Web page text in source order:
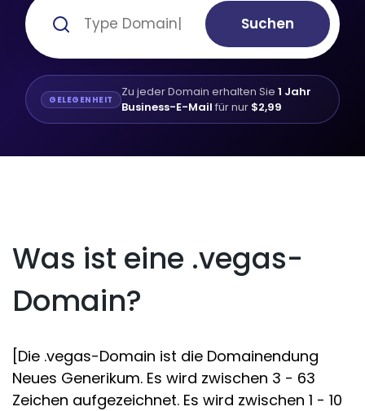
Suchen
GELEGENHEIT Zu jeder Domain erhalten Sie 1 Jahr
Business-E-Mail für nur $2,99
Was ist eine .vegas-
Domain?
[Die .vegas-Domain ist die Domainendung
Neues Generikum. Es wird zwischen 3 - 63
Zeichen aufgezeichnet. Es wird zwischen 1 - 10